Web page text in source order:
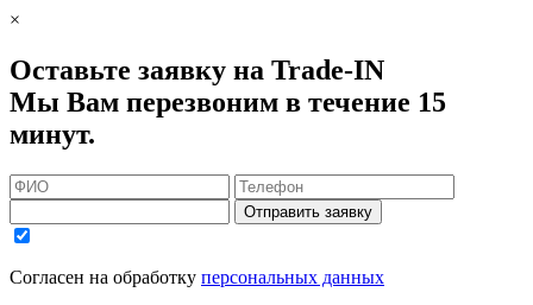
×
Оставьте заявку на Trade-IN
Мы Вам перезвоним в течение 15
минут.
Отправить заявку
Согласен на обработку персональных данных